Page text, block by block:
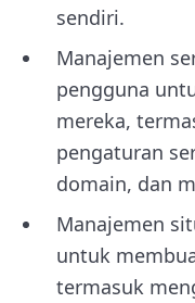
sendiri.
Manajemen
pengguna
mereka,
pengaturan
domain, dan
Manajemen
untuk
termasuk